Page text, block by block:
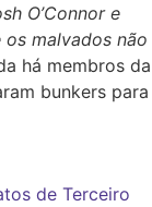
O’Connor e
os malvados não
há membros da
bunkers para
de Terceiro